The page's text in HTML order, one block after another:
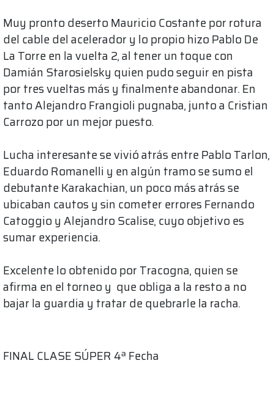
Muy pronto deserto Mauricio Costante por rotura
del cable del acelerador y lo propio hizo Pablo De
La Torre en la vuelta 2, al tener un toque con
Damián Starosielsky quien pudo seguir en pista
por tres vueltas más y finalmente abandonar. En
tanto Alejandro Frangioli pugnaba, junto a Cristian
Carrozo por un mejor puesto.
Lucha interesante se vivió atrás entre Pablo Tarlon,
Eduardo Romanelli y en algún tramo se sumo el
debutante Karakachian, un poco más atrás se
ubicaban cautos y sin cometer errores Fernando
Catoggio y Alejandro Scalise, cuyo objetivo es
sumar experiencia.
Excelente lo obtenido por Tracogna, quien se
afirma en el torneo y que obliga a la resto a no
bajar la guardia y tratar de quebrarle la racha.
FINAL CLASE SÚPER 4ª Fecha